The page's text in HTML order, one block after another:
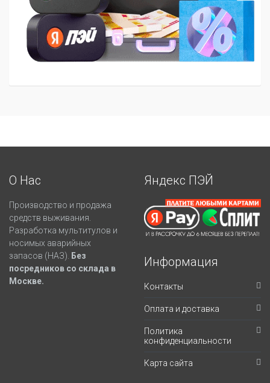
О Нас
Производство и продажа
средств выживания.
Разработка мультитулов и
носимых аварийных
запасов (НАЗ).
Без
посредников со склада в
Москве.
Яндекс ПЭЙ
Информация
Контакты
Оплата и доставка
Политика
конфиденциальности
Карта сайта